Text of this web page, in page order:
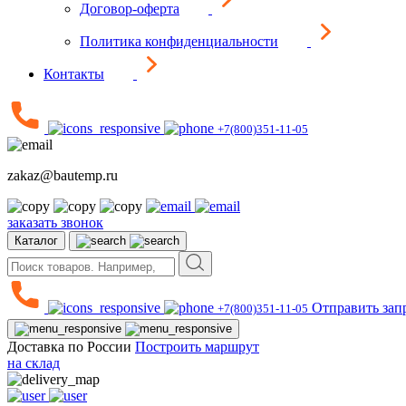
Договор-оферта
Политика конфиденциальности
Контакты
+7(800)351-11-05
zakaz@bautemp.ru
заказать звонок
Каталог
+7(800)351-11-05 Отправить
Доставка по России Построить маршрут
на склад